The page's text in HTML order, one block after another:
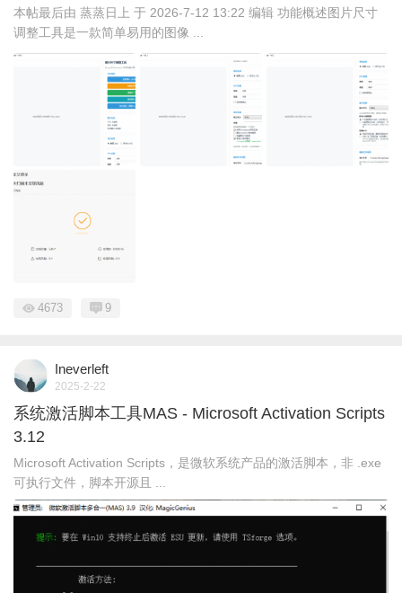
本帖最后由 蒸蒸日上 于 2026-7-12 13:22 编辑 功能概述图片尺寸
调整工具是一款简单易用的图像 ...
4673 9
Ineverleft
2025-2-22
系统激活脚本工具MAS - Microsoft Activation Scripts
3.12
Microsoft Activation Scripts，是微软系统产品的激活脚本，非 .exe
可执行文件，脚本开源且 ...